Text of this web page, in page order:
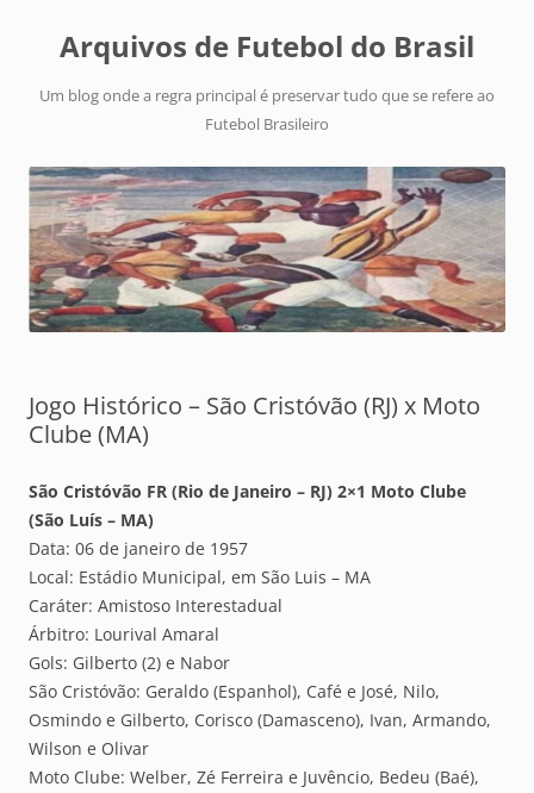
Arquivos de Futebol do Brasil
Um blog onde a regra principal é preservar tudo que se refere ao
Futebol Brasileiro
Jogo Histórico – São Cristóvão (RJ) x Moto
Clube (MA)
São Cristóvão FR (Rio de Janeiro – RJ) 2×1 Moto Clube
(São Luís – MA)
Data: 06 de janeiro de 1957
Local: Estádio Municipal, em São Luis – MA
Caráter: Amistoso Interestadual
Árbitro: Lourival Amaral
Gols: Gilberto (2) e Nabor
São Cristóvão: Geraldo (Espanhol), Café e José, Nilo,
Osmindo e Gilberto, Corisco (Damasceno), Ivan, Armando,
Wilson e Olivar
Moto Clube: Welber, Zé Ferreira e Juvêncio, Bedeu (Baé),